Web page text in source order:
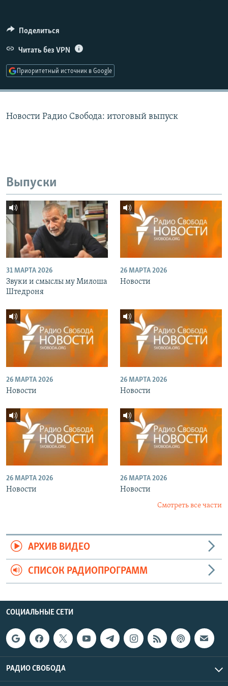
ПОДПИШИТЕСЬ НА РАССЫЛКУ
СОЦИАЛЬНЫЕ СЕТИ
Поделиться
Читать без VPN
Приоритетный источник в Google
Новости Радио Свобода: итоговый выпуск
Выпуски
31 МАРТА 2026
Звуки и смыслы му Милоша
Штедроня
26 МАРТА 2026
Новости
26 МАРТА 2026
Новости
26 МАРТА 2026
Новости
26 МАРТА 2026
Новости
26 МАРТА 2026
Новости
Смотреть все части
АРХИВ ВИДЕО
СПИСОК РАДИОПРОГРАММ
СОЦИАЛЬНЫЕ СЕТИ
РАДИО СВОБОДА